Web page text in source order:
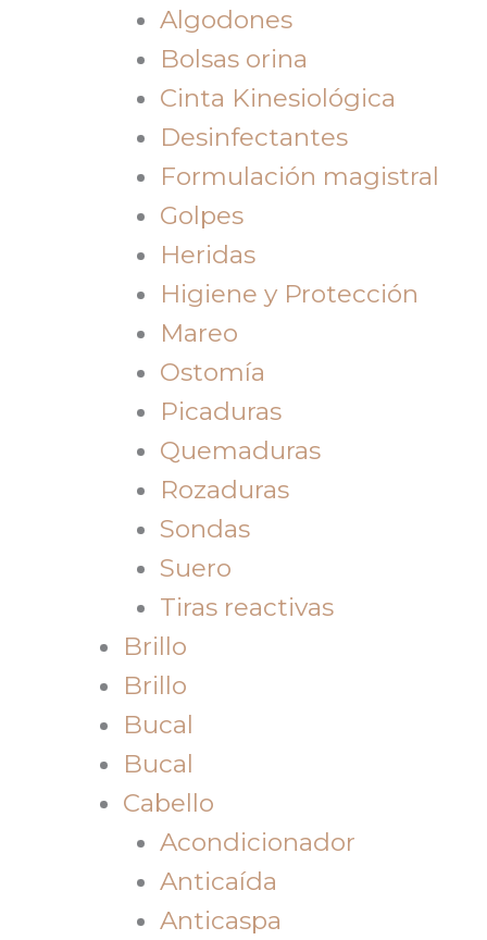
Algodones
Bolsas orina
Cinta Kinesiológica
Desinfectantes
Formulación magistral
Golpes
Heridas
Higiene y Protección
Mareo
Ostomía
Picaduras
Quemaduras
Rozaduras
Sondas
Suero
Tiras reactivas
Brillo
Brillo
Bucal
Bucal
Cabello
Acondicionador
Anticaída
Anticaspa